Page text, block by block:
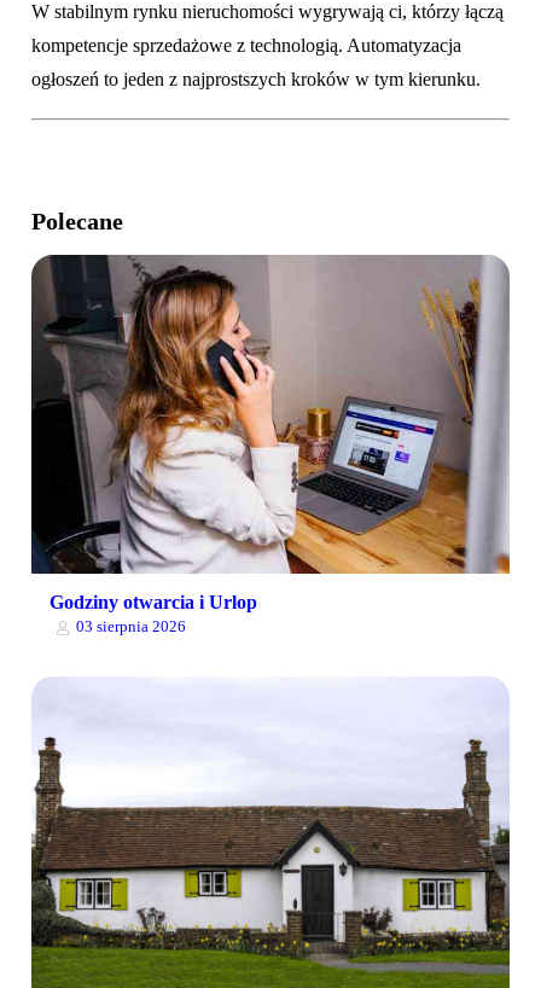
W stabilnym rynku nieruchomości wygrywają ci, którzy łączą
kompetencje sprzedażowe z technologią. Automatyzacja
ogłoszeń to jeden z najprostszych kroków w tym kierunku.
Polecane
Godziny otwarcia i Urlop
03 sierpnia 2026